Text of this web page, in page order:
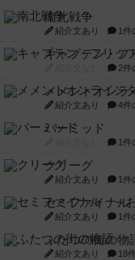
南北戦争
紹介文あり 1件
キャプテン・フ
2件
メメントオンラ
紹介文あり 4件
パーミッド
1件
クリーグ
紹介文あり 1件
セミファイナ
紹介文あり 1件
ふたつの街の物
紹介文あり 18